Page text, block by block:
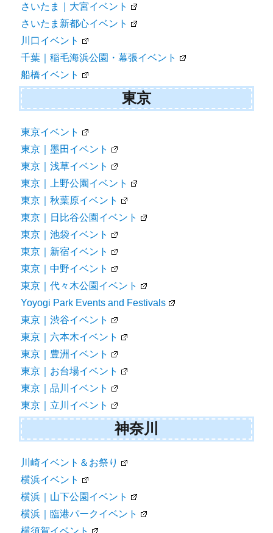
さいたま｜大宮イベント
さいたま新都心イベント
川口イベント
千葉｜稲毛海浜公園・幕張イベント
船橋イベント
東京
東京イベント
東京｜墨田イベント
東京｜浅草イベント
東京｜上野公園イベント
東京｜秋葉原イベント
東京｜日比谷公園イベント
東京｜池袋イベント
東京｜新宿イベント
東京｜中野イベント
東京｜代々木公園イベント
Yoyogi Park Events and Festivals
東京｜渋谷イベント
東京｜六本木イベント
東京｜豊洲イベント
東京｜お台場イベント
東京｜品川イベント
東京｜立川イベント
神奈川
川崎イベント＆お祭り
横浜イベント
横浜｜山下公園イベント
横浜｜臨港パークイベント
横須賀イベント